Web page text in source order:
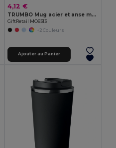
4,12 €
TRUMBO Mug acier et anse mousqueton
GiftRetail MO8313
+2 Couleurs
Ajouter au Panier